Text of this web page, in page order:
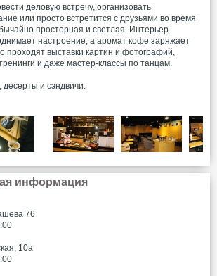
деловую встречу, организовать
или просто встретится с друзьями во время
просторная и светлая. Интерьер
настроение, а аромат кофе заряжает
проходят выставки картин и фотографий,
и даже мастер-классы по танцам.
и сэндвичи.
информация
76
10а